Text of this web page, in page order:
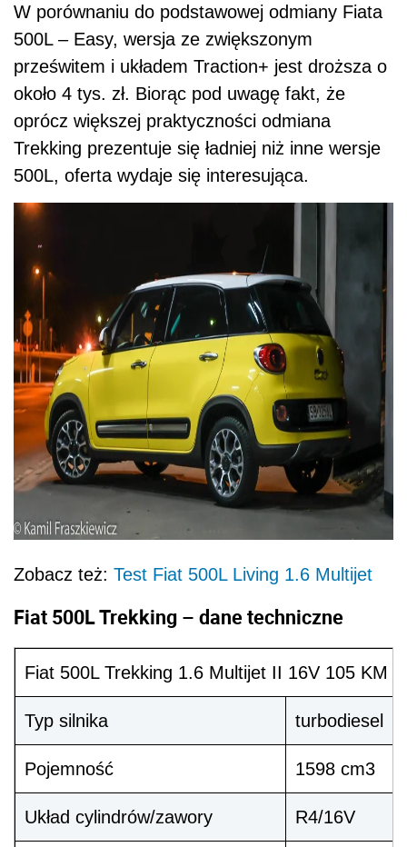
W porównaniu do podstawowej odmiany Fiata
500L – Easy, wersja ze zwiększonym
prześwitem i układem Traction+ jest droższa o
około 4 tys. zł. Biorąc pod uwagę fakt, że
oprócz większej praktyczności odmiana
Trekking prezentuje się ładniej niż inne wersje
500L, oferta wydaje się interesująca.
Zobacz też: Test Fiat 500L Living 1.6 Multijet
Fiat 500L Trekking – dane techniczne
Fiat 500L Trekking 1.6 Multijet II 16V 105 KM
Typ silnika turbodiesel
Pojemność 1598 cm3
Układ cylindrów/zawory R4/16V